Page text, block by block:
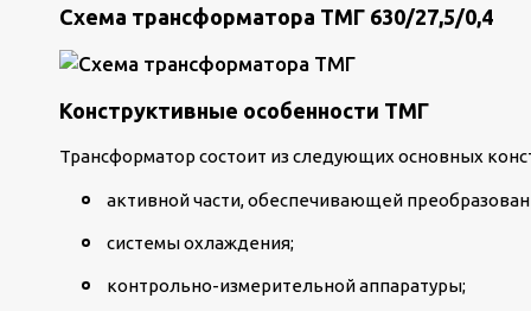
Схема трансформатора ТМГ 630/27,5/0,4
Конструктивные особенности ТМГ
Трансформатор состоит из следующих основных
активной части, обеспечивающей
системы охлаждения;
контрольно-измерительной аппаратуры;